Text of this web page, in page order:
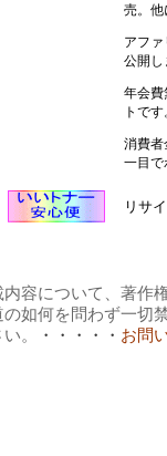
売。他
アフ
公開し
年会費
トです
消費者
一目で
リサ
容について、著作
如何を問わず一切
。
・・・・・ お問